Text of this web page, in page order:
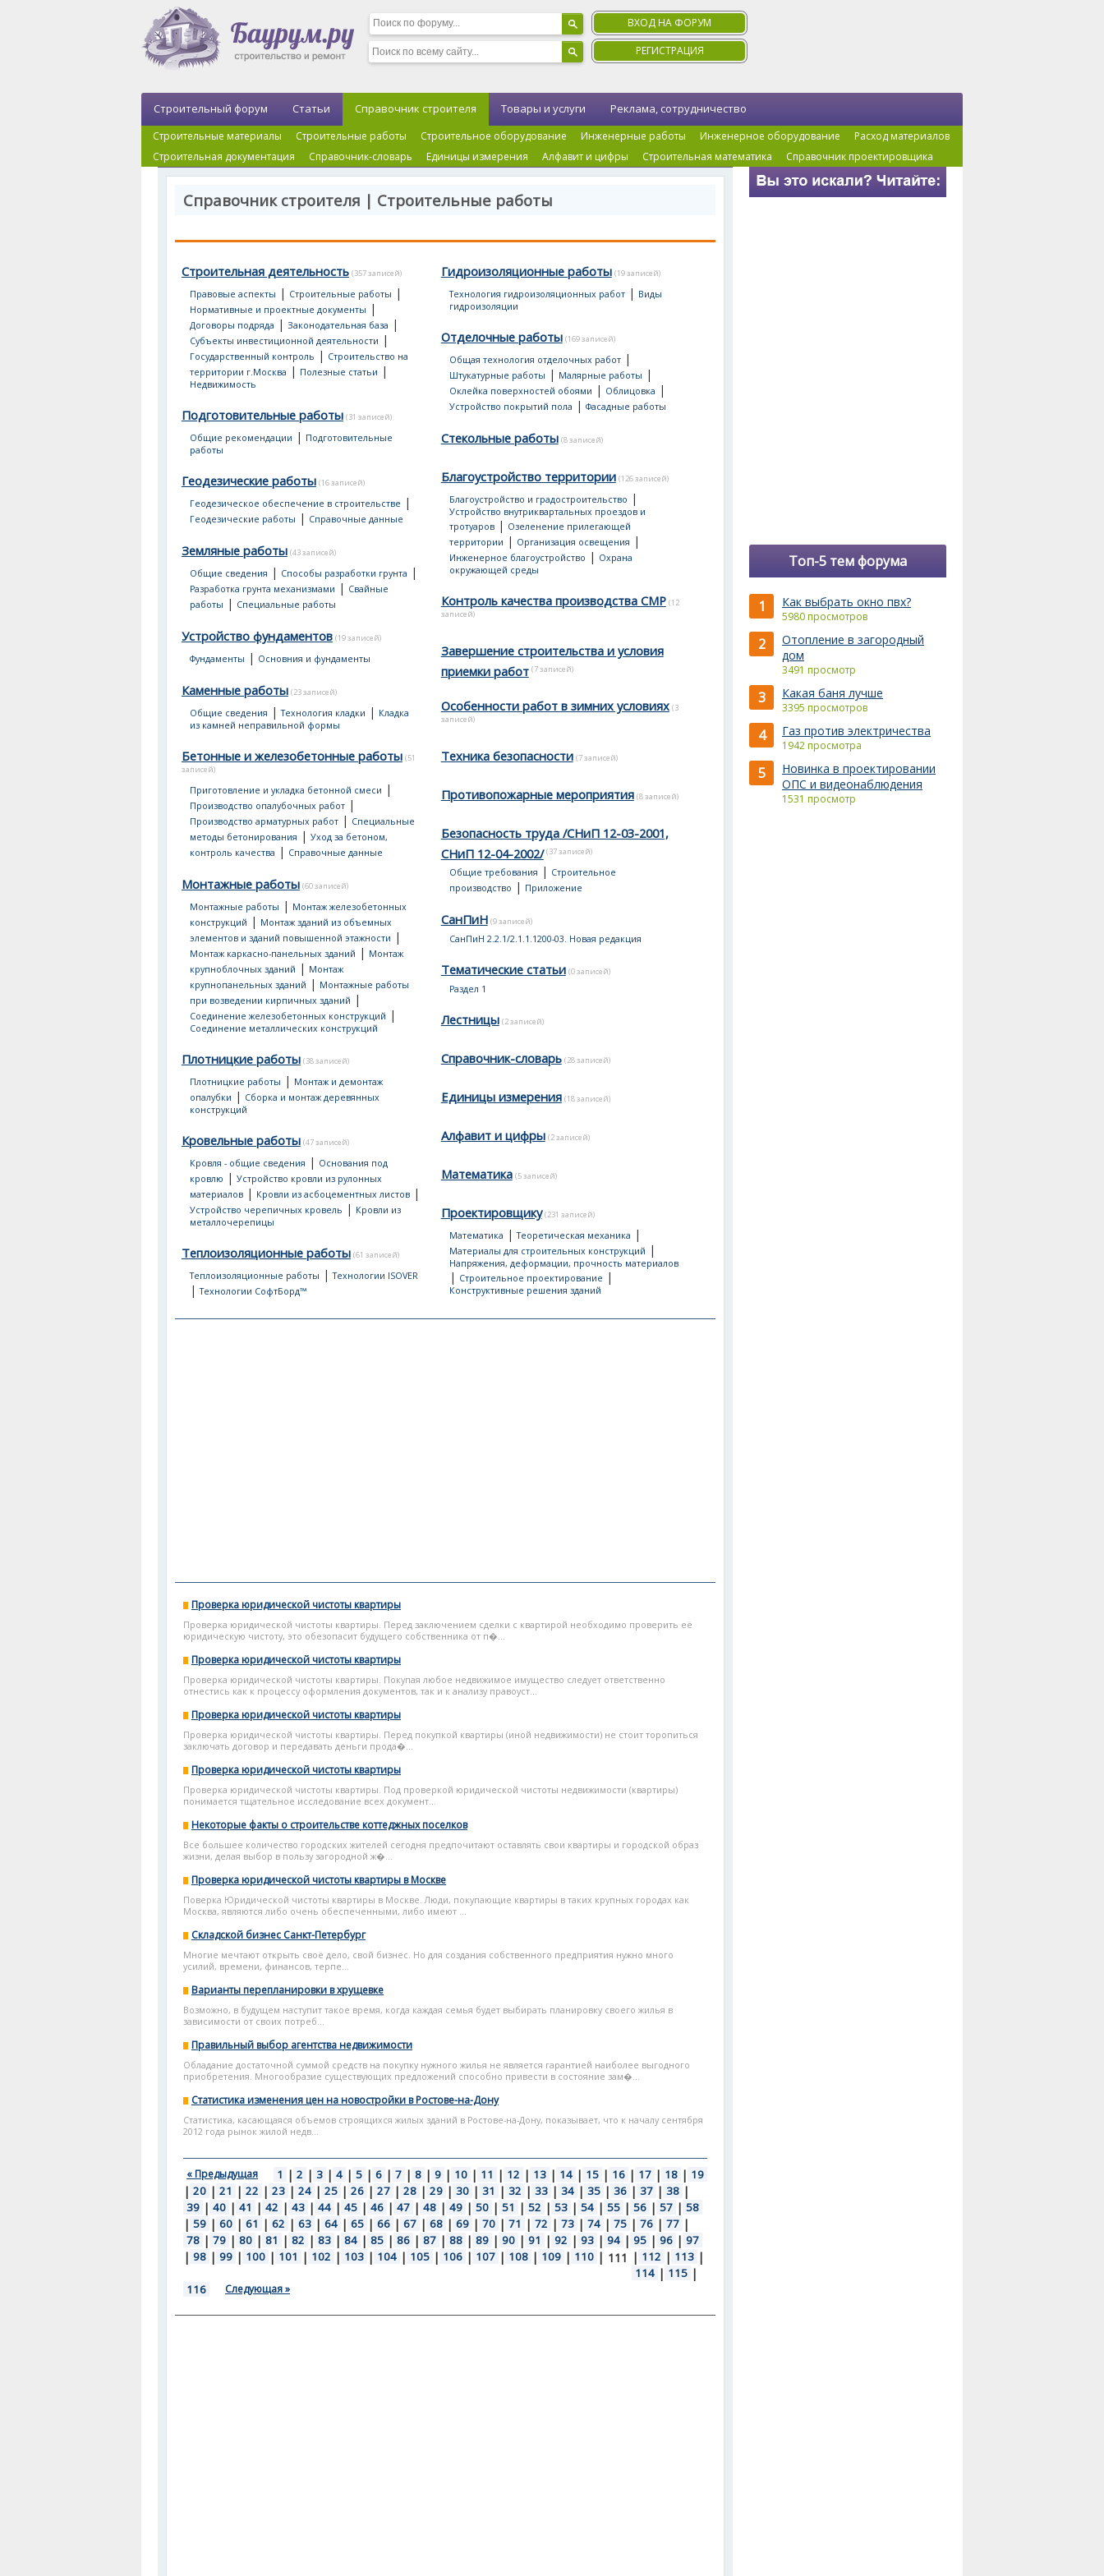
ВХОД НА ФОРУМ
РЕГИСТРАЦИЯ
Строительный форум Статьи Справочник строителя
Строительные материалы Строительные работы Строительное оборудование Инженерные работы Инженерное оборудование
Расход материалов
Строительная документация
Справочник-словарь Единицы измерения Алфавит и цифры Строительная математика Справочник проектировщика
Товары и услуги Реклама, сотрудничество
Справочник строителя | Строительные работы
Строительная деятельность (357 записей)
Правовые аспекты | Строительные работы |
Нормативные и проектные документы |
Договоры подряда | Законодательная база |
Субъекты инвестиционной деятельности |
Государственный контроль | Строительство на
территории г.Москва | Полезные статьи |
Недвижимость
Подготовительные работы (31 записей)
Общие рекомендации | Подготовительные
работы
Геодезические работы (16 записей)
Геодезическое обеспечение в строительстве |
Геодезические работы | Справочные данные
Земляные работы (43 записей)
Общие сведения | Способы разработки грунта |
Разработка грунта механизмами | Свайные
работы | Специальные работы
Устройство фундаментов (19 записей)
Фундаменты | Основния и фундаменты
Каменные работы (23 записей)
Общие сведения |Технология кладки | Кладка
из камней неправильной формы
Бетонные и железобетонные работы (51
записей)
Приготовление и укладка бетонной смеси |
Производство опалубочных работ|
Производство арматурных работ| Специальные
методы бетонирования | Уход за бетоном,
контроль качества | Справочные данные
Монтажные работы (60 записей)
Монтажные работы | Монтаж железобетонных
конструкций | Монтаж зданий из объемных
элементов и зданий повышенной этажности |
Монтаж каркасно-панельных зданий | Монтаж
крупноблочных зданий | Монтаж
крупнопанельных зданий | Монтажные работы
при возведении кирпичных зданий |
Соединение железобетонных конструкций |
Соединение металлических конструкций
Плотницкие работы (38 записей)
Плотницкие работы | Монтаж и демонтаж
опалубки | Сборка и монтаж деревянных
конструкций
Кровельные работы (47 записей)
Кровля - общие сведения | Основания под
кровлю | Устройство кровли из рулонных
материалов| Кровли из асбоцементных листов|
Устройство черепичных кровель | Кровли из
металлочерепицы
Теплоизоляционные работы (61 записей)
Теплоизоляционные работы |Технологии ISOVER
|Технологии СофтБорд™
Гидроизоляционные работы (19 записей)
Технология гидроизоляционных работ| Виды
гидроизоляции
Отделочные работы (169 записей)
Общая технология отделочных работ|
Штукатурные работы | Малярные работы |
Оклейка поверхностей обоями | Облицовка |
Устройство покрытий пола | Фасадные работы
Стекольные работы (8 записей)
Благоустройство территории (126 записей)
Благоустройство и градостроительство |
Устройство внутриквартальных проездов и
тротуаров| Озеленение прилегающей
территории | Организация освещения |
Инженерное благоустройство | Охрана
окружающей среды
Контроль качества производства СМР (12
записей)
Завершение строительства и условия
приемки работ (7 записей)
Особенности работ в зимних условиях (3
записей)
Техника безопасности (7 записей)
Противопожарные мероприятия (8 записей)
Безопасность труда /СНиП 12-03-2001,
СНиП 12-04-2002/ (37 записей)
Общие требования | Строительное
производство | Приложение
СанПиН (9 записей)
СанПиН 2.2.1/2.1.1.1200-03. Новая редакция
Тематические статьи (0 записей)
Раздел 1
Лестницы (2 записей)
Справочник-словарь (28 записей)
Единицы измерения (18 записей)
Алфавит и цифры (2 записей)
Математика (5 записей)
Проектировщику (231 записей)
Математика |Теоретическая механика |
Материалы для строительных конструкций |
Напряжения, деформации, прочность материалов
| Строительное проектирование |
Конструктивные решения зданий
Проверка юридической чистоты квартиры
Проверка юридической чистоты квартиры. Перед заключением сделки с квартирой необходимо проверить её
юридическую чистоту, это обезопасит будущего собственника от п�...
Проверка юридической чистоты квартиры
Проверка юридической чистоты квартиры. Покупая любое недвижимое имущество следует ответственно
отнестись как к процессу оформления документов, так и к анализу правоуст...
Проверка юридической чистоты квартиры
Проверка юридической чистоты квартиры. Перед покупкой квартиры (иной недвижимости) не стоит торопиться
заключать договор и передавать деньги прода�...
Проверка юридической чистоты квартиры
Проверка юридической чистоты квартиры. Под проверкой юридической чистоты недвижимости (квартиры)
понимается тщательное исследование всех документ...
Некоторые факты о строительстве коттеджных поселков
Все большее количество городских жителей сегодня предпочитают оставлять свои квартиры и городской образ
жизни, делая выбор в пользу загородной ж�...
Проверка юридической чистоты квартиры в Москве
Поверка Юридической чистоты квартиры в Москве. Люди, покупающие квартиры в таких крупных городах как
Москва, являются либо очень обеспеченными, либо имеют ...
Складской бизнес Санкт-Петербург
Многие мечтают открыть своё дело, свой бизнес. Но для создания собственного предприятия нужно много
усилий, времени, финансов, терпе...
Варианты перепланировки в хрущевке
Возможно, в будущем наступит такое время, когда каждая семья будет выбирать планировку своего жилья в
зависимости от своих потреб...
Правильный выбор агентства недвижимости
Обладание достаточной суммой средств на покупку нужного жилья не является гарантией наиболее выгодного
приобретения. Многообразие существующих предложений способно привести в состояние зам�...
Статистика изменения цен на новостройки в Ростове-на-Дону
Статистика, касающаяся объемов строящихся жилых зданий в Ростове-на-Дону, показывает, что к началу сентября
2012 года рынок жилой недв...
« Предыдущая 1 | 2 | 3 | 4 | 5 | 6 | 7 | 8 | 9 | 10 | 11 | 12 | 13 | 14 | 15 | 16 | 17 | 18 | 19
| 20 | 21 | 22 | 23 | 24 | 25 | 26 | 27 | 28 | 29 | 30 | 31 | 32 | 33 | 34 | 35 | 36 | 37 | 38 |
39 | 40 | 41 | 42 | 43 | 44 | 45 | 46 | 47 | 48 | 49 | 50 | 51 | 52 | 53 | 54 | 55 | 56 | 57 | 58
| 59 | 60 | 61 | 62 | 63 | 64 | 65 | 66 | 67 | 68 | 69 | 70 | 71 | 72 | 73 | 74 | 75 | 76 | 77 |
78 | 79 | 80 | 81 | 82 | 83 | 84 | 85 | 86 | 87 | 88 | 89 | 90 | 91 | 92 | 93 | 94 | 95 | 96 | 97
| 98 | 99 | 100 | 101 | 102 | 103 | 104 | 105 | 106 | 107 | 108 | 109 | 110 | 111 | 112 | 113 |
114 | 115 |
116 Следующая »
Топ-5 тем форума
1 Как выбрать окно пвх?
5980 просмотров
2
Отопление в загородный
дом
3491 просмотр
3 Какая баня лучше
3395 просмотров
4 Газ против электричества
1942 просмотра
5
Новинка в проектировании
ОПС и видеонаблюдения
1531 просмотр